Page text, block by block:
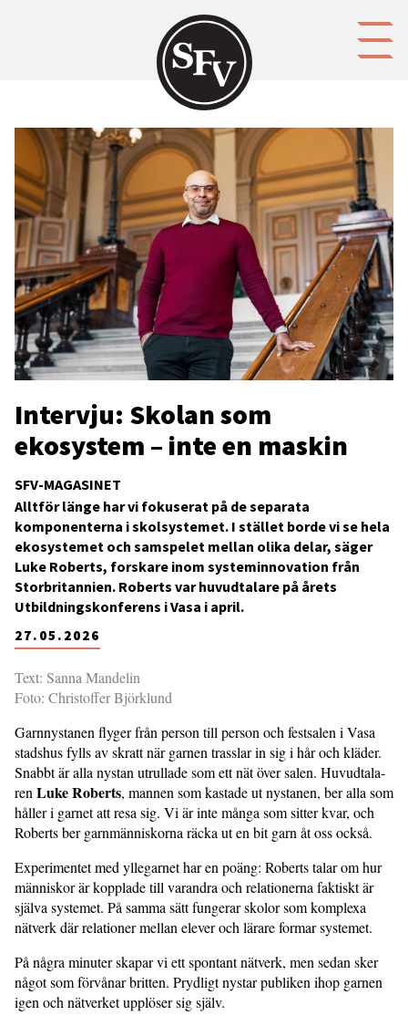
SFV-MAGASINET
Intervju: Skolan som
ekosystem – inte en maskin
27.05.2026
Alltför länge har vi fokuserat på de separata
komponenterna i skolsystemet. I stället borde vi se hela
ekosystemet och samspelet mellan olika delar, säger
Luke Roberts, forskare inom systeminnovation från
Storbritannien. Roberts var huvudtalare på årets
Utbildningskonferens i Vasa i april.
Text: Sanna Mandelin
Foto: Christoffer Björklund
Garnnystanen flyger från person till person och festsalen i Vasa
stadshus fylls av skratt när gar­nen trasslar in sig i hår och kläder.
Snabbt är alla nystan utrul­lade som ett nät över salen. Huvudtala­
renLuke Roberts, mannen som kastade ut nystanen, ber alla som
håller i garnet att resa sig. Vi är inte många som sitter kvar, och
Roberts ber garnmänniskorna räcka ut en bit garn åt oss också.
Experimentet med yllegarnet har en poäng: Roberts talar om hur
människor är kopplade till varandra och relationerna faktiskt är
själva systemet. På samma sätt fungerar skolor som komplexa
nätverk där relationer mellan elever och lärare formar systemet.
På några minuter skapar vi ett spontant nätverk, men sedan sker
något som förvånar britten. Prydligt nystar publiken ihop garnen
igen och nätverket upplöser sig själv.